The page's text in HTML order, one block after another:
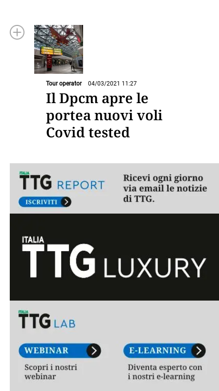
Tour operator 04/03/2021 11:27
Il Dpcm apre le
portea nuovi voli
Covid tested